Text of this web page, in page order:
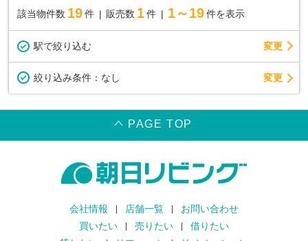
該当物件数 19件 販売数 1 件 1～19 件を表示
駅で絞り込む 変更
絞り込み条件： なし 変更
PAGE TOP
会社情報 店舗一覧
お問い合わせ
買いたい
売りたい
借りたい